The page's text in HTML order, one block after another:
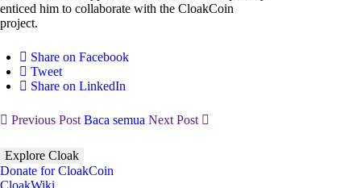
enticed him to collaborate with the CloakCoin
project.
Share on Facebook
Tweet
Share on LinkedIn
Previous PostBaca semua Next Post
Explore Cloak
Donate for CloakCoin
CloakWiki